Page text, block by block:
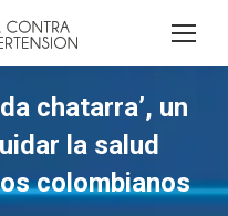
chatarra’, un
la salud
colombianos